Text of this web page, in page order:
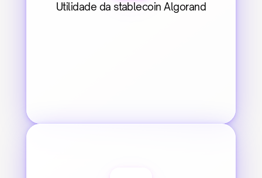
Utilidade da stablecoin Algorand